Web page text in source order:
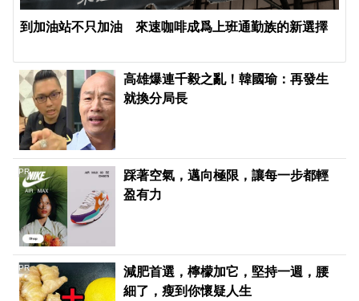
到加油站不只加油 來速咖啡成爲上班通勤族的新選擇
高雄爆連千毅之亂！韓國瑜：再發生
就換分局長
踩著空氣，邁向極限，讓每一步都輕
盈有力
PR
減肥首選，檸檬加它，堅持一週，腰
細了，瘦到你懷疑人生
PR